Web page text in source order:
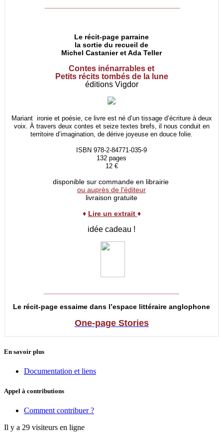
Le récit-page parraine
la sortie du recueil de
Michel Castanier et Ada Teller
Contes inénarrables et
Petits récits tombés de la lune
éditions Vigdor
Mariant ironie et poésie, ce livre est né d’un tissage d’écriture à deux
voix. À travers deux contes et seize textes brefs, il nous conduit en
territoire d’imagination, de dérive joyeuse en douce folie.
ISBN 978-2-84771-035-9
132 pages
12 €
disponible sur commande en librairie
ou auprès de l'éditeur
livraison gratuite
♦ Lire un extrait ♦
idée cadeau !
Le récit-page essaime dans l’espace littéraire anglophone
One-page Stories
En savoir plus
Documentation et liens
Appel à contributions
Comment contribuer ?
Il y a 29 visiteurs en ligne